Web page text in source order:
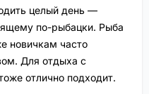
целый день —
по-рыбацки. Рыба
новичкам часто
Для отдыха с
отлично подходит.